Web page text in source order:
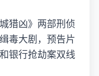
猎凶》两部刑侦
毒大剧，预告片
银行抢劫案双线